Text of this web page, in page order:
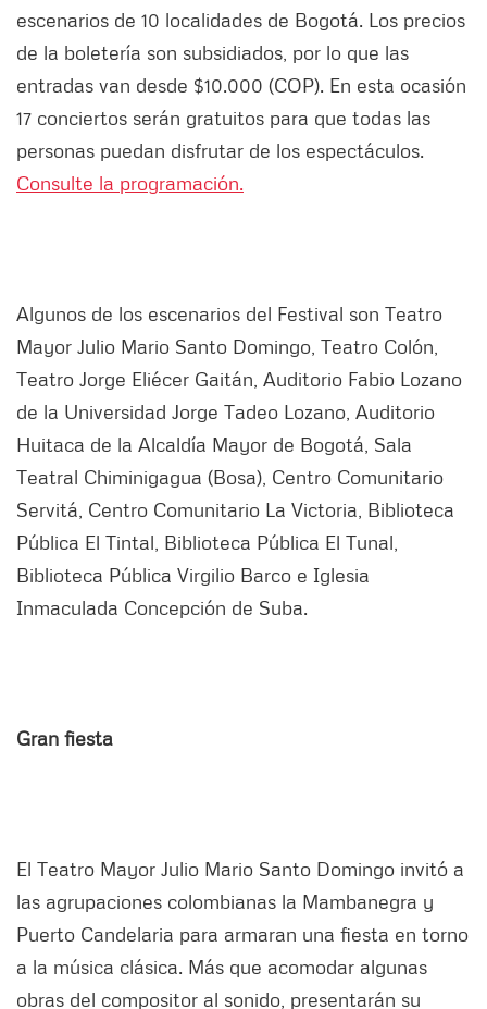
escenarios de 10 localidades de Bogotá. Los precios
de la boletería son subsidiados, por lo que las
entradas van desde $10.000 (COP). En esta ocasión
17 conciertos serán gratuitos para que todas las
personas puedan disfrutar de los espectáculos.
Consulte la programación.
Algunos de los escenarios del Festival son Teatro
Mayor Julio Mario Santo Domingo, Teatro Colón,
Teatro Jorge Eliécer Gaitán, Auditorio Fabio Lozano
de la Universidad Jorge Tadeo Lozano, Auditorio
Huitaca de la Alcaldía Mayor de Bogotá, Sala
Teatral Chiminigagua (Bosa), Centro Comunitario
Servitá, Centro Comunitario La Victoria, Biblioteca
Pública El Tintal, Biblioteca Pública El Tunal,
Biblioteca Pública Virgilio Barco e Iglesia
Inmaculada Concepción de Suba.
Gran fiesta
El Teatro Mayor Julio Mario Santo Domingo invitó a
las agrupaciones colombianas la Mambanegra y
Puerto Candelaria para armaran una fiesta en torno
a la música clásica. Más que acomodar algunas
obras del compositor al sonido, presentarán su